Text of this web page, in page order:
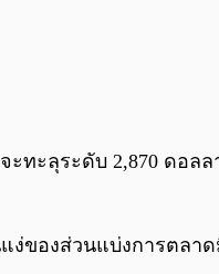
ทะลุระดับ 2,870 ดอล
ง่ของส่วนแบ่งการตล